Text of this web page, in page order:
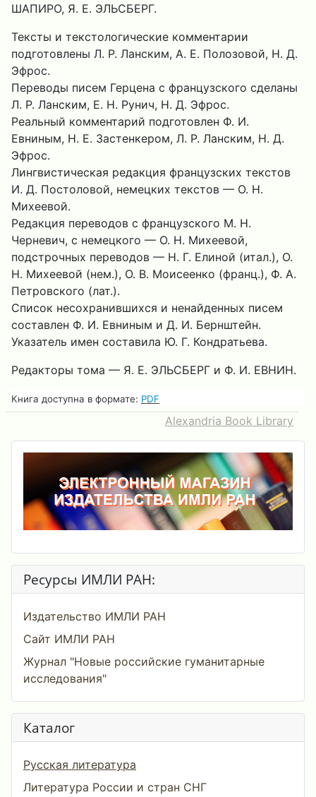
ШАПИРО, Я. Е. ЭЛЬСБЕРГ.
Тексты и текстологические комментарии
подготовлены Л. Р. Ланским, А. Е. Полозовой, Н. Д.
Эфрос.
Переводы писем Герцена с французского сделаны
Л. Р. Ланским, E. Н. Рунич, Н. Д. Эфрос.
Реальный комментарий подготовлен Ф. И.
Евниным, H. Е. Застенкером, Л. Р. Ланским, Н. Д.
Эфрос.
Лингвистическая редакция французских текстов
И. Д. Постоловой, немецких текстов — О. Н.
Михеевой.
Редакция переводов с французского M. Н.
Черневич, с немецкого — О. Н. Михеевой,
подстрочных переводов — Н. Г. Елиной (итал.), О.
Н. Михеевой (нем.), О. В. Моисеенко (франц.), Ф. А.
Петровского (лат.).
Список несохранившихся и ненайденных писем
составлен Ф. И. Евниным и Д. И. Бернштейн.
Указатель имен составила Ю. Г. Кондратьева.
Редакторы тома — Я. Е. ЭЛЬСБEРГ и Ф. И. EВНИН.
Книга доступна в формате: PDF
Alexandria Book Library
Ресурсы ИМЛИ РАН:
Издательство ИМЛИ РАН
Сайт ИМЛИ РАН
Журнал "Новые российские гуманитарные
исследования"
Каталог
Русская литература
Литература России и стран СНГ